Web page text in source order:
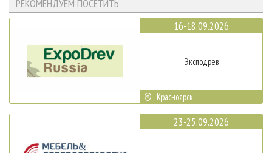
РЕКОМЕНДУЕМ ПОСЕТИТЬ
16-18.09.2026
Эксподрев
Красноярск
23-25.09.2026